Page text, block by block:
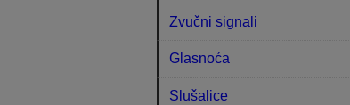
Zvučni signali
Glasnoća
Slušalice